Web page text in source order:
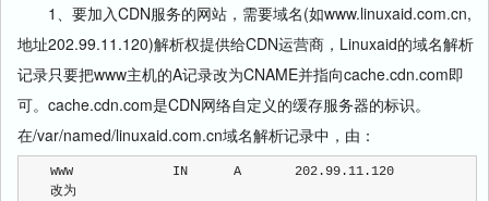
1、要加入CDN服务的网站，需要域名(如www.linuxaid.com.cn,
地址202.99.11.120)解析权提供给CDN运营商，Linuxaid的域名解析
记录只要把www主机的A记录改为CNAME并指向cache.cdn.com即
可。cache.cdn.com是CDN网络自定义的缓存服务器的标识。
在/var/named/linuxaid.com.cn域名解析记录中，由：
www             IN      A       202.99.11.120
改为